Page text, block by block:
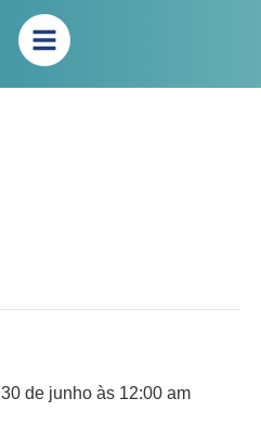
30 de junho às 12:00 am